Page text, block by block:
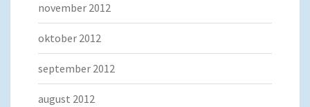
november 2012
oktober 2012
september 2012
august 2012